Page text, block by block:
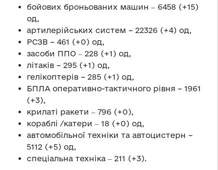
бойових броньованих машин ‒ 6458 (+15)
од,
артилерійських систем – 22326 (+4) од,
РСЗВ – 461 (+0) од,
засоби ППО ‒ 228 (+1) од,
літаків – 295 (+1) од,
гелікоптерів – 285 (+1) од,
БПЛА оперативно-тактичного рівня – 1961
(+3),
крилаті ракети ‒ 796 (+0),
кораблі /катери ‒ 18 (+0) од,
автомобільної техніки та автоцистерн –
5112 (+5) од,
спеціальна техніка ‒ 211 (+3).